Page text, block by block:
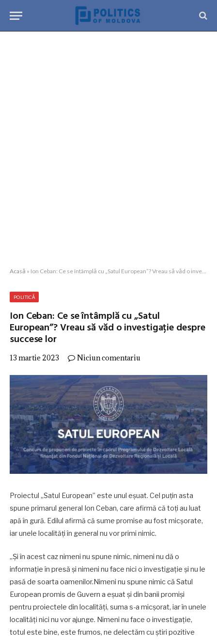
Acasă » Ion Ceban: Ce se întâmplă cu „Satul European”? Vreau să văd o investigație despre succese lor
POLITICĂ
Ion Ceban: Ce se întâmplă cu „Satul
European”? Vreau să văd o investigație despre
succese lor
13 martie 2023 Niciun comentariu
Proiectul „Satul European” este unul eșuat. Cel puțin asta
spune primarul general Ion Ceban, care afirmă că toți au luat
apă în gură. Edilul afirmă că sume promise au fost micșorate,
iar unele localități în general nu vor primi nimic.
„Și în acest caz nimeni nu spune nimic, nimeni nu dă o
informație în presă și nimeni nu face nici o investigație și nu le
pasă de soarta oamenilor.Nimeni nu spune nimic că Satul
European promis de Guvern a eșuat și din banii promiși
pentru proiectele din localități, suma s-a micșorat, iar în unele
localități nici nu vor ajunge. Nimeni nu face o investigație,
totul este bine, este frumos, ne delectăm cu știri pozitive